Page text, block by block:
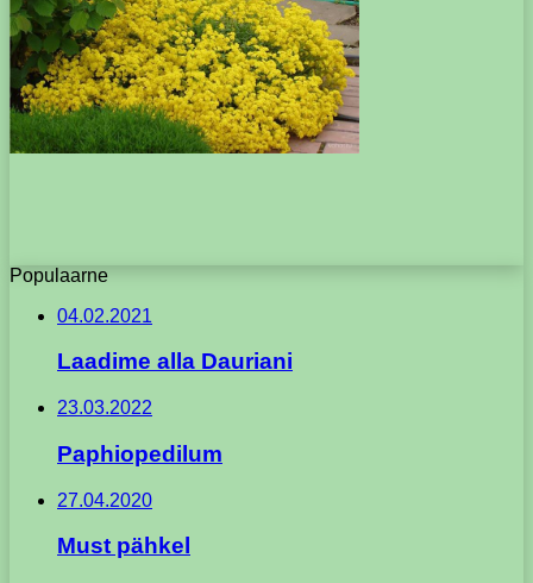
Populaarne
04.02.2021
Laadime alla Dauriani
23.03.2022
Paphiopedilum
27.04.2020
Must pähkel